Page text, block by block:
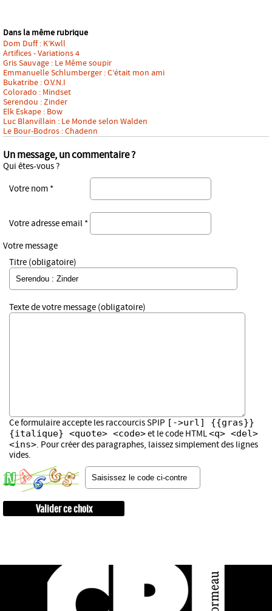
Dans la même rubrique
Dom Duff : K’Kwll
Artifices - Variations 4
Gris Sauvage : Le Même soupir
Emmanuelle Schlumberger : C’était mon ami
Bukatribe : O.V.N.I
Colorado : Mindset
Serendou : Zinder
Elk Eskape : Bow
Luc Blanvillain : Le Monde selon Walden
Le Bour-Bodros : Chadenn
Un message, un commentaire ?
Qui êtes-vous ?
Votre nom *
Votre adresse email *
Votre message
Titre (obligatoire)
Texte de votre message (obligatoire)
Ce formulaire accepte les raccourcis SPIP [->url] {{gras}}
{italique} <quote> <code>et le code HTML<q> <del>
<ins>. Pour créer des paragraphes, laissez simplement des lignes
vides.